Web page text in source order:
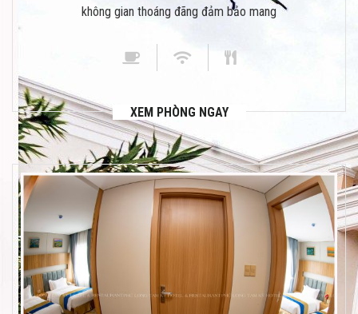
không gian thoáng đãng đảm bảo mang
XEM PHÒNG NGAY